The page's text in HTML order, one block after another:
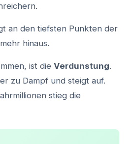
an den tiefsten Punkten der
hinaus.
ist die Verdunstung.
zu Dampf und steigt auf.
stieg die